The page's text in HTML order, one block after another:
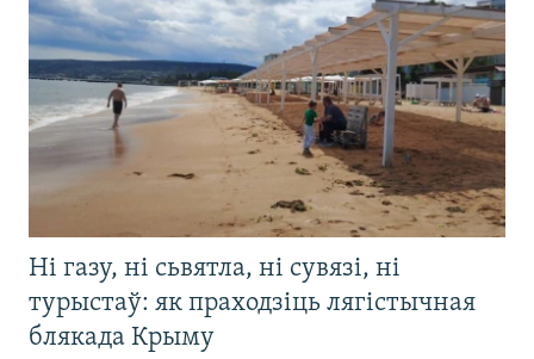
Ні газу, ні сьвятла, ні сувязі, ні
турыстаў: як праходзіць лягістычная
блякада Крыму